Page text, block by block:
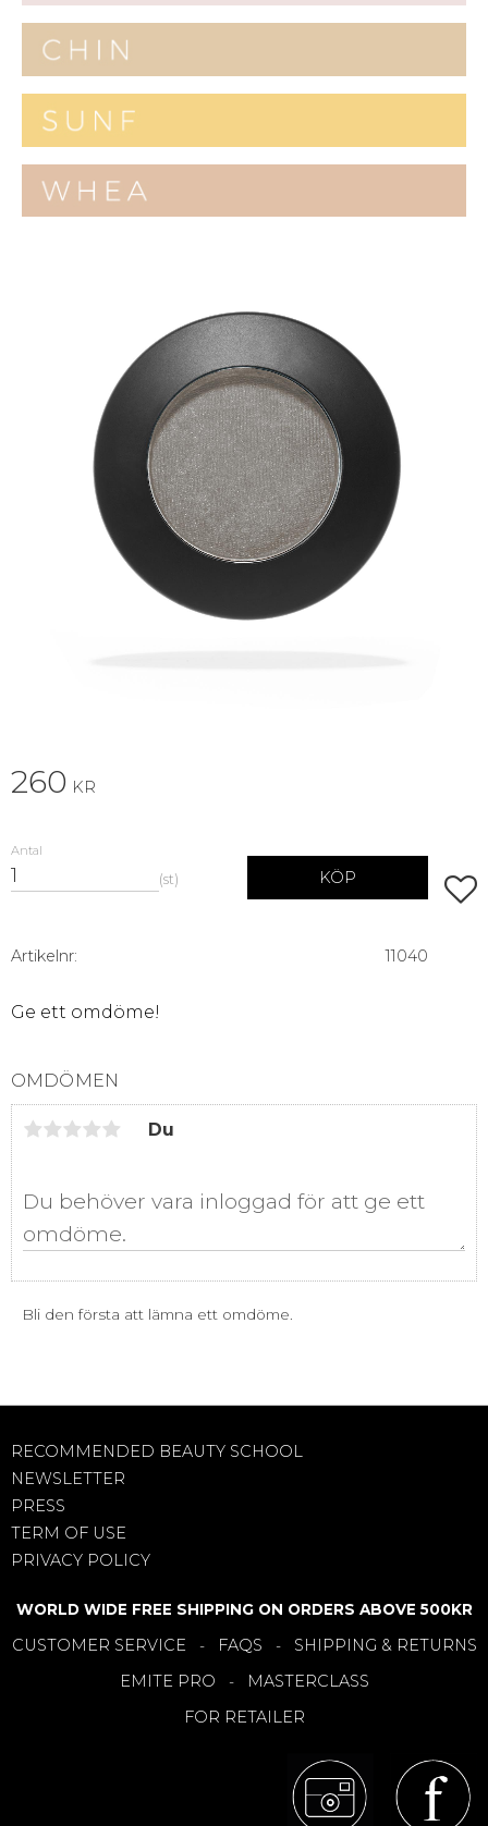
260 KR
Antal
st KÖP
Artikelnr 11040
Ge ett omdöme!
OMDÖMEN
Du
Bli den första att lämna ett omdöme.
RECOMMENDED BEAUTY SCHOOL
NEWSLETTER
PRESS
TERM OF USE
PRIVACY POLICY
WORLD WIDE FREE SHIPPING ON ORDERS ABOVE 500KR
CUSTOMER SERVICE - FAQS - SHIPPING & RETURNS
EMITE PRO -
MASTERCLASS
FOR RETAILER